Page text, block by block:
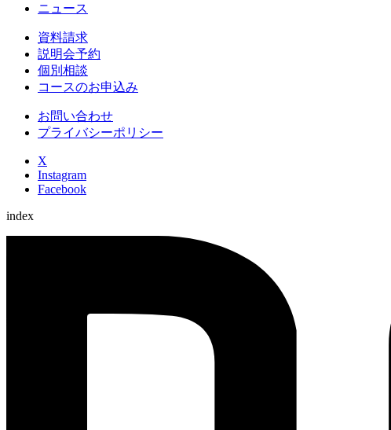
ニュース
資料請求
説明会予約
個別相談
コースのお申込み
お問い合わせ
プライバシーポリシー
X
Instagram
Facebook
index